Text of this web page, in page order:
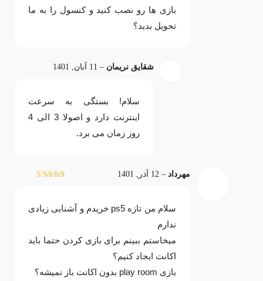
بازی ها رو نصب کنید و کنسول را به ما
تحویل بدید؟
شقایق نریمان – 11 آبان, 1401
سلام! بستگی به سرعت
اینترنت دارد و اصولا 3 الی 4
روز زمان می برد.
مهرداد – 12 آذر, 1401
سلام من تازه ps5 خریدم و آشنایی زیادی
ندارم
میخاستم ببینم برای بازی کردن حتما باید
اکانت ایجاد کنیم؟
بازی play room بدون اکانت باز نمیشه؟